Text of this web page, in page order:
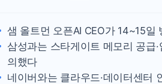
샘 올트먼 오픈AI CEO가 14~15일
삼성과는 스타게이트 메모리 공급
의했다
네이버와는 클라우드·데이터센터